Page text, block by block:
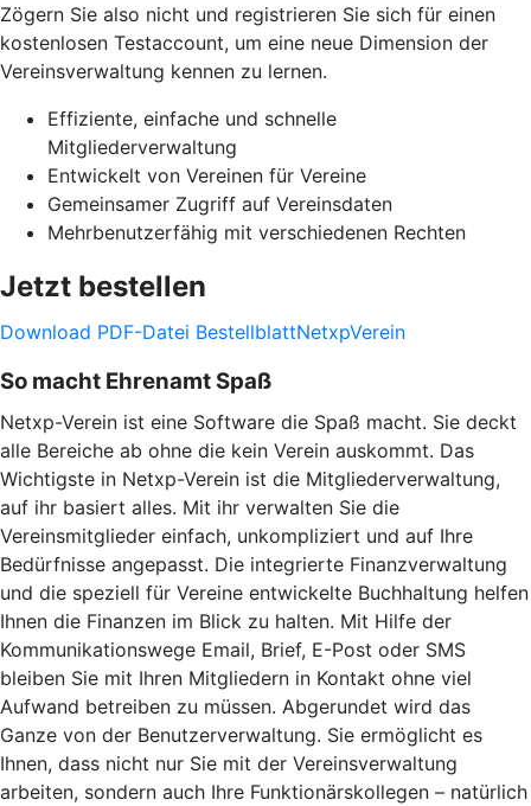
Zögern Sie also nicht und registrieren Sie sich für einen
kostenlosen Testaccount, um eine neue Dimension der
Vereinsverwaltung kennen zu lernen.
Effiziente, einfache und schnelle
Mitgliederverwaltung
Entwickelt von Vereinen für Vereine
Gemeinsamer Zugriff auf Vereinsdaten
Mehrbenutzerfähig mit verschiedenen Rechten
Jetzt bestellen
Download PDF-Datei BestellblattNetxpVerein
So macht Ehrenamt Spaß
Netxp-Verein ist eine Software die Spaß macht. Sie deckt
alle Bereiche ab ohne die kein Verein auskommt. Das
Wichtigste in Netxp-Verein ist die Mitgliederverwaltung,
auf ihr basiert alles. Mit ihr verwalten Sie die
Vereinsmitglieder einfach, unkompliziert und auf Ihre
Bedürfnisse angepasst. Die integrierte Finanzverwaltung
und die speziell für Vereine entwickelte Buchhaltung helfen
Ihnen die Finanzen im Blick zu halten. Mit Hilfe der
Kommunikationswege Email, Brief, E-Post oder SMS
bleiben Sie mit Ihren Mitgliedern in Kontakt ohne viel
Aufwand betreiben zu müssen. Abgerundet wird das
Ganze von der Benutzerverwaltung. Sie ermöglicht es
Ihnen, dass nicht nur Sie mit der Vereinsverwaltung
arbeiten, sondern auch Ihre Funktionärskollegen – natürlich